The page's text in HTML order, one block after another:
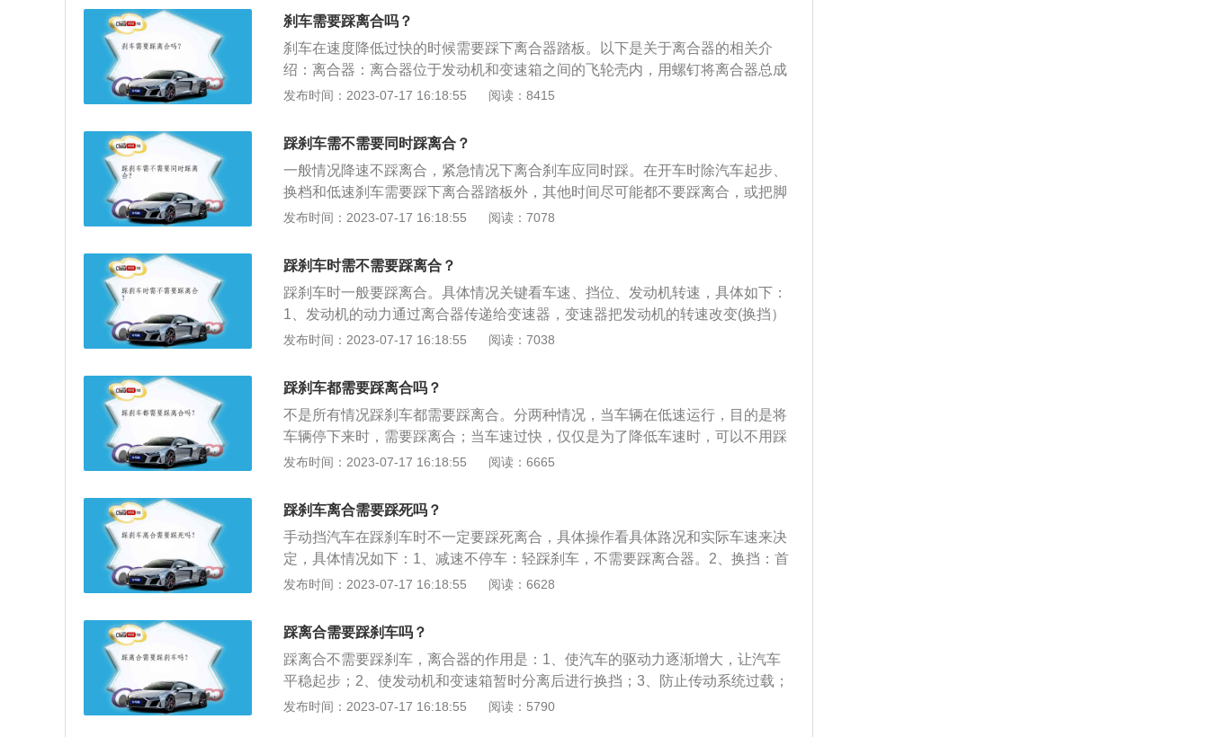
避障碍物。低速时踩离合：低速时候刹车要踩离合控速，同样也是防止速度过慢
把发动机拖熄火。
刹车需要踩离合吗？
刹车在速度降低过快的时候需要踩下离合器踏板。以下是关于离合器的相关介
绍：离合器：离合器位于发动机和变速箱之间的飞轮壳内，用螺钉将离合器总成
固定在飞轮的后平面上，离合器的输出轴就是变速箱的输入轴。在汽车行驶过程
渐接合，以切断或传递发动机向变速器输入的动力。抬离合的原理：抬离合的原
理是：“一慢、二快、三联动”，刚一踩下时要快，并且要一次性踩到底，向上抬
时自由行程时要快，临近接触时要慢，到达半联动点时要稍做停顿，然后再放
开，就是这个过程。
发布时间：2023-07-17 16:18:55 阅读：8415
踩刹车需不需要同时踩离合？
一般情况降速不踩离合，紧急情况下离合刹车应同时踩。在开车时除汽车起步、
换档和低速刹车需要踩下离合器踏板外，其他时间尽可能都不要踩离合，或把脚
放在离合器踏板上。以下是踩刹车还是离合的几种情况：1、坡道停车：先踩刹
制，车子会出现溜坡的情况。2、减速减挡：四挡行驶过后，需要减速到三挡；
转弯、掉头、停车之前，要从三挡减速到二挡；此时，要先踩刹车减速，等速度
降到合适的区间，再踩离合换挡。3、高速急停或减速：先踩刹车，后踩离合。
因为汽车速度越高，汽车的惯性就越大，如果先踩离合，汽车的惯性就更大，所
以必须先踩刹车。4、站点减速：经过一些地方比如公交站点、学校区域等要求
发布时间：2023-07-17 16:18:55 阅读：7078
踩刹车时需不需要踩离合？
踩刹车时一般要踩离合。具体情况关键看车速、挡位、发动机转速，具体如下：
1、发动机的动力通过离合器传递给变速器，变速器把发动机的转速改变(换挡）
后传递给车轮，发动机和车轮总是以一定的比例在同步运转。2、踩下离合器后
以及车速基本都必须对应。发动机的转速有下限，低于怠速时发动机非常容易熄
火。
发布时间：2023-07-17 16:18:55 阅读：7038
踩刹车都需要踩离合吗？
不是所有情况踩刹车都需要踩离合。分两种情况，当车辆在低速运行，目的是将
车辆停下来时，需要踩离合；当车速过快，仅仅是为了降低车速时，可以不用踩
离合。以下为离合器使用技巧：1、一快二慢三联动：在松离合器时，前半段需
踏板抬起的同时，根据发动机的转速合理的使用汽车油门踏板，确保汽车有充足
的动力。2、注意油门配合：在换挡过程中，需要将离合器快速踩下，抬起过程
中不要出现半联动的状态，换挡过程中出现半联动状态时会加速离合器的磨损，
为了保证换挡时的平顺性，需要在换挡时注意油门的配合。3、无事不要踩离
合：离合器在车辆运行过程中处于紧密接合状态，汽车行进过程中踩离合容易造
发布时间：2023-07-17 16:18:55 阅读：6665
踩刹车离合需要踩死吗？
手动挡汽车在踩刹车时不一定要踩死离合，具体操作看具体路况和实际车速来决
定，具体情况如下：1、减速不停车：轻踩刹车，不需要踩离合器。2、换挡：首
先踩刹车减速，速度降下来后，踩离合挂入空挡，保持空挡2-3秒，再推入下一个
3、停车：应当先收油、踩刹车，在车辆将要停下的瞬间，踩离合器、摘档、拉
手刹。4、行驶速度低：踩刹车时需要伴随踩离合器。
发布时间：2023-07-17 16:18:55 阅读：6628
踩离合需要踩刹车吗？
踩离合不需要踩刹车，离合器的作用是：1、使汽车的驱动力逐渐增大，让汽车
平稳起步；2、使发动机和变速箱暂时分离后进行换挡；3、防止传动系统过载；
4、降低发动机带来的扭震冲击，延长变速齿轮寿命。刹车的作用是降低速度或
发布时间：2023-07-17 16:18:55 阅读：5790